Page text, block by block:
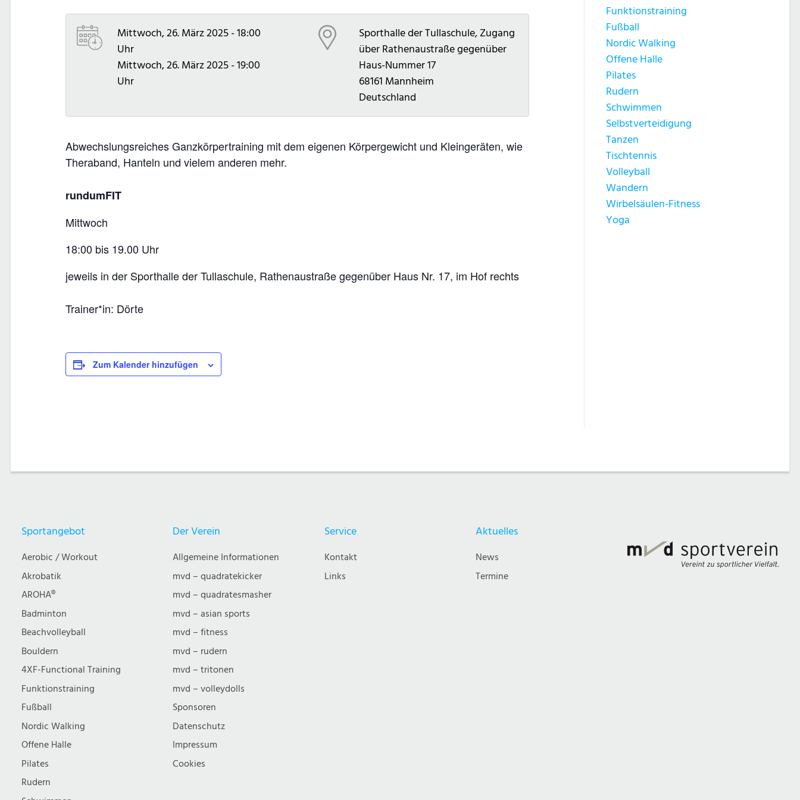
Mittwoch, 26. März 2025 - 18:00
Uhr
Mittwoch, 26. März 2025 - 19:00
Uhr
Sporthalle der Tullaschule, Zugang
über Rathenaustraße gegenüber
Haus-Nummer 17
68161 Mannheim
Deutschland
Abwechslungsreiches Ganzkörpertraining mit dem eigenen Körpergewicht und Kleingeräten, wie
Theraband, Hanteln und vielem anderen mehr.
rundumFIT
Mittwoch
18:00 bis 19.00 Uhr
jeweils in der Sporthalle der Tullaschule, Rathenaustraße gegenüber Haus Nr. 17, im Hof rechts
Trainer*in: Dörte
Zum Kalender hinzufügen
Funktionstraining
Fußball
Nordic Walking
Offene Halle
Pilates
Rudern
Schwimmen
Selbstverteidigung
Tanzen
Tischtennis
Volleyball
Wandern
Wirbelsäulen-Fitness
Yoga
Sportangebot
Aerobic / Workout
Akrobatik
AROHA®
Badminton
Beachvolleyball
Bouldern
4XF-Functional Training
Funktionstraining
Fußball
Nordic Walking
Offene Halle
Pilates
Rudern
Der Verein
Allgemeine Informationen
mvd – quadratekicker
mvd – quadratesmasher
mvd – asian sports
mvd – fitness
mvd – rudern
mvd – tritonen
mvd – volleydolls
Sponsoren
Datenschutz
Impressum
Cookies
Service
Kontakt
Links
Aktuelles
News
Termine